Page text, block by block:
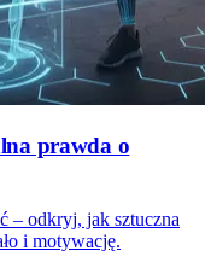
prawda o
– odkryj, jak sztuczna
i motywację.